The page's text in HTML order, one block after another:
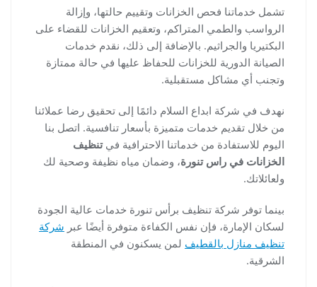
تشمل خدماتنا فحص الخزانات وتقييم حالتها، وإزالة
الرواسب والطمي المتراكم، وتعقيم الخزانات للقضاء على
البكتيريا والجراثيم. بالإضافة إلى ذلك، نقدم خدمات
الصيانة الدورية للخزانات للحفاظ عليها في حالة ممتازة
وتجنب أي مشاكل مستقبلية.
نهدف في شركة ابداع السلام دائمًا إلى تحقيق رضا عملائنا
من خلال تقديم خدمات متميزة بأسعار تنافسية. اتصل بنا
اليوم للاستفادة من خدماتنا الاحترافية فيتنظيف
الخزانات في راس تنورة، وضمان مياه نظيفة وصحية لك
ولعائلاتك.
بينما توفر شركة تنظيف برأس تنورة خدمات عالية الجودة
لسكان الإمارة، فإن نفس الكفاءة متوفرة أيضًا عبر شركة
تنظيف منازل بالقطيف لمن يسكنون في المنطقة
الشرقية.